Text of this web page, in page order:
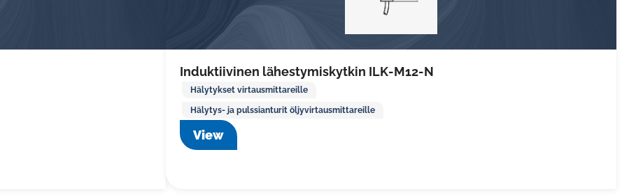
Induktiivinen lähestymiskytkin ILK-M12-N
Hälytykset virtausmittareille
Hälytys- ja pulssianturit öljyvirtausmittareille
View